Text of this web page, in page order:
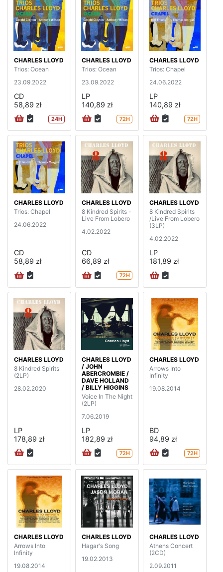
CHARLES LLOYD
Trios: Ocean
23.09.2022
CD
58,89 zł
24H
CHARLES LLOYD
Trios: Ocean
23.09.2022
LP
140,89 zł
72H
CHARLES LLOYD
Trios: Chapel
24.06.2022
LP
140,89 zł
72H
CHARLES LLOYD
Trios: Chapel
24.06.2022
CD
58,89 zł
CHARLES LLOYD
8 Kindred Spirits -
Live From Lobero
4.02.2022
CD
66,89 zł
72H
CHARLES LLOYD
8 Kindred Spirits
/Live From Lobero
(3LP)
4.02.2022
LP
181,89 zł
CHARLES LLOYD
8 Kindred Spirits
(2LP)
28.02.2020
LP
178,89 zł
CHARLES LLOYD
/ JOHN
ABERCROMBIE /
DAVE HOLLAND
/ BILLY HIGGINS
Voice In The Night
(2LP)
7.06.2019
LP
182,89 zł
72H
CHARLES LLOYD
Arrows Into
Infinity
19.08.2014
BD
94,89 zł
72H
CHARLES LLOYD
Arrows Into
Infinity
19.08.2014
CHARLES LLOYD
Hagar's Song
19.02.2013
CHARLES LLOYD
Athens Concert
(2CD)
2.09.2011